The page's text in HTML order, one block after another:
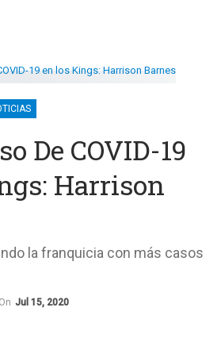
De COVID-19
Harrison
la franquicia con más casos
On Jul 15, 2020